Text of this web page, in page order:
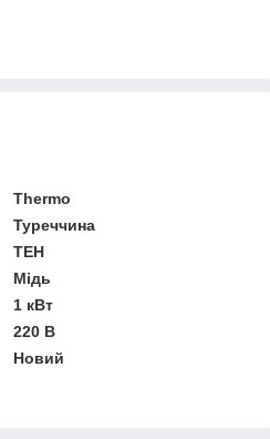
Thermo
Туреччина
ТЕН
Мідь
1 кВт
220 В
Новий